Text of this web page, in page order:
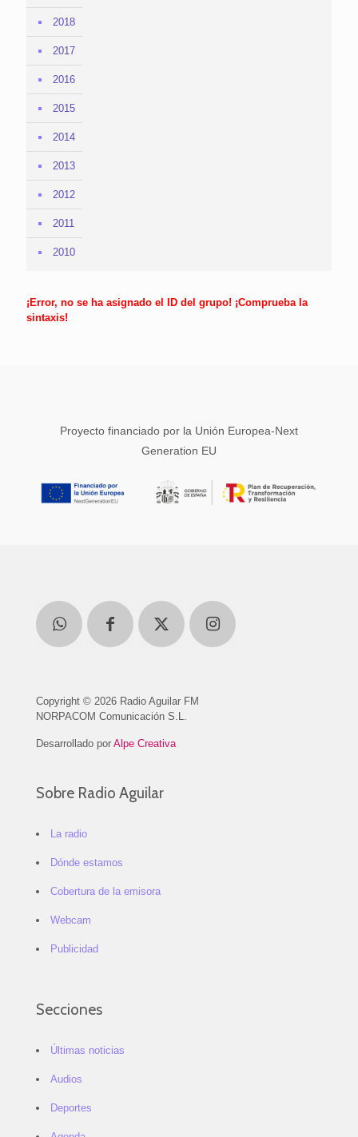
2018
2017
2016
2015
2014
2013
2012
2011
2010
¡Error, no se ha asignado el ID del grupo! ¡Comprueba la
sintaxis!
Proyecto financiado por la Unión Europea-Next
Generation EU
Copyright © 2026 Radio Aguilar FM
NORPACOM Comunicación S.L.
Desarrollado por Alpe Creativa
Sobre Radio Aguilar
La radio
Dónde estamos
Cobertura de la emisora
Webcam
Publicidad
Secciones
Últimas noticias
Audios
Deportes